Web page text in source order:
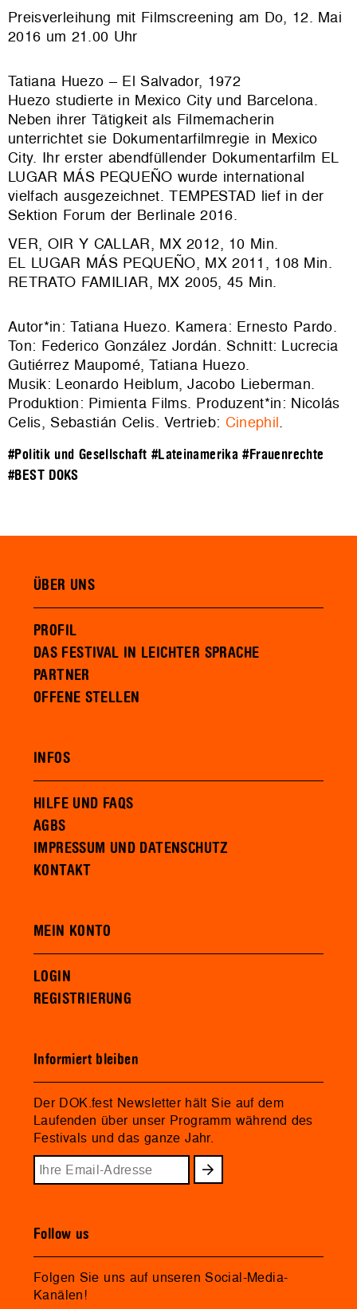
Preisverleihung mit Filmscreening am Do, 12. Mai
2016 um 21.00 Uhr
Tatiana Huezo – El Salvador, 1972
Huezo studierte in Mexico City und Barcelona.
Neben ihrer Tätigkeit als Filmemacherin
unterrichtet sie Dokumentarfilmregie in Mexico
City. Ihr erster abendfüllender Dokumentarfilm EL
LUGAR MÁS PEQUEÑO wurde international
vielfach ausgezeichnet. TEMPESTAD lief in der
Sektion Forum der Berlinale 2016.
VER, OIR Y CALLAR, MX 2012, 10 Min.
EL LUGAR MÁS PEQUEÑO, MX 2011, 108 Min.
RETRATO FAMILIAR, MX 2005, 45 Min.
Autor*in: Tatiana Huezo. Kamera: Ernesto Pardo.
Ton: Federico González Jordán. Schnitt: Lucrecia
Gutiérrez Maupomé, Tatiana Huezo.
Musik: Leonardo Heiblum, Jacobo Lieberman.
Produktion: Pimienta Films. Produzent*in: Nicolás
Celis, Sebastián Celis. Vertrieb: Cinephil.
#Politik und Gesellschaft #Lateinamerika #Frauenrechte
#BEST DOKS
ÜBER UNS
PROFIL
DAS FESTIVAL IN LEICHTER SPRACHE
PARTNER
OFFENE STELLEN
INFOS
HILFE UND FAQS
AGBS
IMPRESSUM UND DATENSCHUTZ
KONTAKT
MEIN KONTO
LOGIN
REGISTRIERUNG
Informiert bleiben
Der DOK.fest Newsletter hält Sie auf dem
Laufenden über unser Programm während des
Festivals und das ganze Jahr.
Follow us
Folgen Sie uns auf unseren Social-Media-
Kanälen!